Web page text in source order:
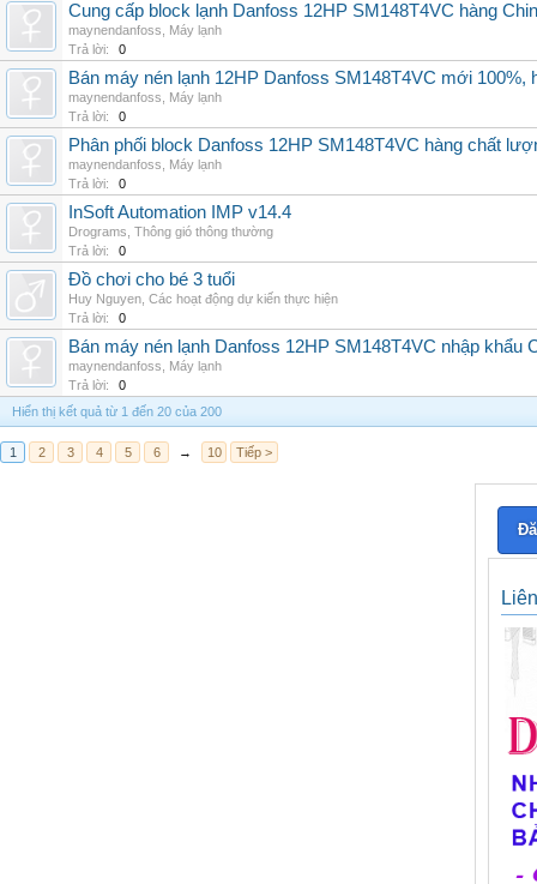
Cung cấp block lạnh Danfoss 12HP SM148T4VC hàng
maynendanfoss
Máy lạnh
Trả lời:
0
Bán máy nén lạnh 12HP Danfoss SM148T4VC mới
maynendanfoss
Máy lạnh
Trả lời:
0
Phân phối block Danfoss 12HP SM148T4VC hàng chất
maynendanfoss
Máy lạnh
Trả lời:
0
InSoft Automation IMP v14.4
Drograms Thông gió thông thường
Trả lời:
0
Đồ chơi cho bé 3 tuổi
Huy Nguyen Các hoạt động dự kiến thực hiện
Trả lời:
0
Bán máy nén lạnh Danfoss 12HP SM148T4VC nhập khẩu
maynendanfoss
Máy lạnh
Trả lời:
0
Hiển thị kết quả từ 1 đến 20 của 200
1 2 3 4 5 6 → 10 Tiếp >